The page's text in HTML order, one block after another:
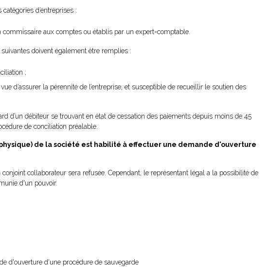
d’entreprises :
aux comptes ou établis par un expert-comptable.
doivent également être remplies :
;
d’assurer la pérennité de l’entreprise, et susceptible de recueillir le soutien des
d’un débiteur se trouvant en état de cessation des paiements depuis moins de 45
de conciliation préalable.
de la société est habilité à effectuer une demande d'ouverture
collaborateur sera refusée. Cependant, le représentant légal a la possibilité de
d'un pouvoir.
d'ouverture d'une procédure de sauvegarde